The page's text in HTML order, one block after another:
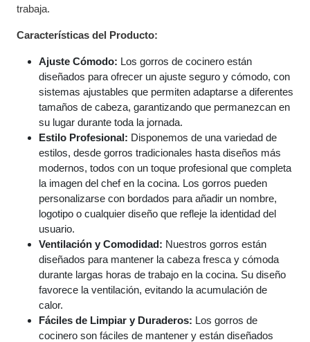
trabaja.
Características del Producto:
Ajuste Cómodo: Los gorros de cocinero están
diseñados para ofrecer un ajuste seguro y cómodo, con
sistemas ajustables que permiten adaptarse a diferentes
tamaños de cabeza, garantizando que permanezcan en
su lugar durante toda la jornada.
Estilo Profesional: Disponemos de una variedad de
estilos, desde gorros tradicionales hasta diseños más
modernos, todos con un toque profesional que completa
la imagen del chef en la cocina. Los gorros pueden
personalizarse con bordados para añadir un nombre,
logotipo o cualquier diseño que refleje la identidad del
usuario.
Ventilación y Comodidad: Nuestros gorros están
diseñados para mantener la cabeza fresca y cómoda
durante largas horas de trabajo en la cocina. Su diseño
favorece la ventilación, evitando la acumulación de
calor.
Fáciles de Limpiar y Duraderos: Los gorros de
cocinero son fáciles de mantener y están diseñados